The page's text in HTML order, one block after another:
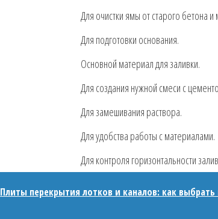
Для очистки ямы от старого бетона и
Для подготовки основания.
Основной материал для заливки.
Для создания нужной смеси с
Для замешивания раствора.
Для удобства работы с материалами.
Для контроля горизонтальности
Плиты перекрытия лотков и каналов: как выбрать